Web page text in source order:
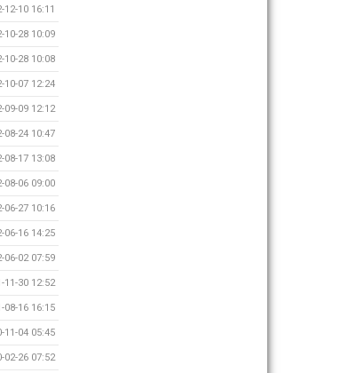
12-10 16:11
10-28 10:09
10-28 10:08
10-07 12:24
09-09 12:12
08-24 10:47
08-17 13:08
08-06 09:00
06-27 10:16
06-16 14:25
06-02 07:59
11-30 12:52
08-16 16:15
11-04 05:45
02-26 07:52